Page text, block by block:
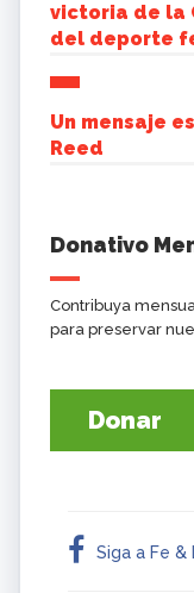
victoria de la
del deporte
Un mensaje
Reed
Donativo
Contribuya
para preservar
Donar
Siga a Fe